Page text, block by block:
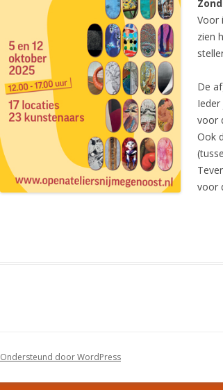
Voor
zien
De
voor
Ook
voor
Ondersteund door WordPress